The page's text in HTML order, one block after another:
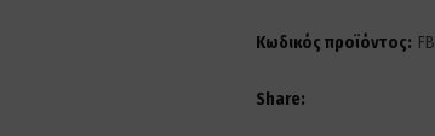
Κωδικός προϊόντος:
Share